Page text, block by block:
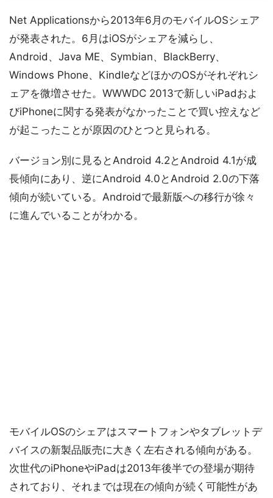
Net Applicationsから2013年6月のモバイルOSシェア
が発表された。6月はiOSがシェアを減らし、
Android、Java ME、Symbian、BlackBerry、
Windows Phone、KindleなどほかのOSがそれぞれシ
ェアを微増させた。WWWDC 2013で新しいiPadおよ
びiPhoneに関する発表がなかったことで買い控えなど
が起こったことが原因のひとつと見られる。
バージョン別に見るとAndroid 4.2とAndroid 4.1が成
長傾向にあり、逆にAndroid 4.0とAndroid 2.0の下落
傾向が続いている。Androidで最新版への移行が徐々
に進んでいることがわかる。
モバイルOSのシェアはスマートフォンやタブレットデ
バイスの新製品販売に大きく左右される傾向がある。
次世代のiPhoneやiPadは2013年後半での登場が期待
されており、それまでは現在の傾向が続く可能性があ